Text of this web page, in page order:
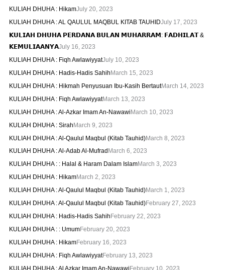
KULIAH DHUHA : HikamJuly 20, 2023
KULIAH DHUHA : AL QAULUL MAQBUL KITAB TAUHIDJuly 17, 2023
𝗞𝗨𝗟𝗜𝗔𝗛 𝗗𝗛𝗨𝗛𝗔 𝗣𝗘𝗥𝗗𝗔𝗡𝗔 𝗕𝗨𝗟𝗔𝗡 𝗠𝗨𝗛𝗔𝗥𝗥𝗔𝗠: 𝗙𝗔𝗗𝗛𝗜𝗟𝗔𝗧 &
𝗞𝗘𝗠𝗨𝗟𝗜𝗔𝗔𝗡𝗬𝗔July 16, 2023
KULIAH DHUHA : Fiqh AwlawiyyatJuly 10, 2023
KULIAH DHUHA : Hadis-Hadis SahihMarch 15, 2023
KULIAH DHUHA : Hikmah Penyusuan Ibu-Kasih BertautMarch 14, 2023
KULIAH DHUHA : Fiqh AwlawiyyatMarch 13, 2023
KULIAH DHUHA : Al-Azkar Imam An-NawawiMarch 10, 2023
KULIAH DHUHA : SirahMarch 9, 2023
KULIAH DHUHA : Al-Qaulul Maqbul (Kitab Tauhid)March 8, 2023
KULIAH DHUHA : Al-Adab Al-Mufrad March 6, 2023
KULIAH DHUHA : : Halal & Haram Dalam IslamMarch 3, 2023
KULIAH DHUHA : HikamMarch 2, 2023
KULIAH DHUHA : Al-Qaulul Maqbul (Kitab Tauhid)March 1, 2023
KULIAH DHUHA : Al-Qaulul Maqbul (Kitab Tauhid)February 27, 2023
KULIAH DHUHA : Hadis-Hadis Sahih February 22, 2023
KULIAH DHUHA : : UmumFebruary 20, 2023
KULIAH DHUHA : HikamFebruary 16, 2023
KULIAH DHUHA : Fiqh AwlawiyyatFebruary 13, 2023
KULIAH DHUHA : Al Azkar Imam An-Nawawi February 10, 2023